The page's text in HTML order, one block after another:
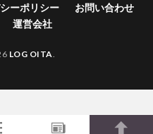
ーポリシー
お問い合わせ
運営会社
LOG OITA